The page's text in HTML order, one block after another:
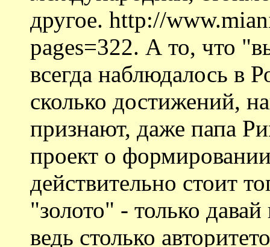
другое. http://
pages=322. А то, что
всегда наблюдалось в
сколько достижений,
признают, даже папа
проект о
действительно стоит
"золото" - только
ведь столько